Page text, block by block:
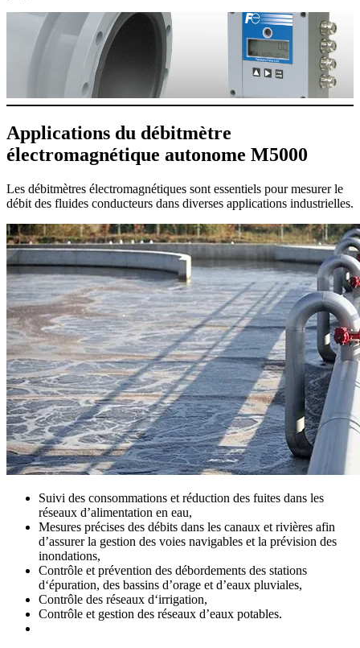
Applications du débitmètre
électromagnétique autonome M5000
Les débitmètres électromagnétiques sont essentiels pour mesurer le
débit des fluides conducteurs dans diverses applications industrielles.
Suivi des consommations et réduction des fuites dans les
réseaux d’alimentation en eau,
Mesures précises des débits dans les canaux et rivières afin
d’assurer la gestion des voies navigables et la prévision des
inondations,
Contrôle et prévention des débordements des stations
d‘épuration, des bassins d’orage et d’eaux pluviales,
Contrôle des réseaux d‘irrigation,
Contrôle et gestion des réseaux d’eaux potables.